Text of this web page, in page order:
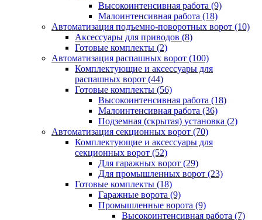
Высокоинтенсивная работа (9)
Малоинтенсивная работа (18)
Автоматизация подъемно-поворотных ворот (10)
Аксессуары для приводов (8)
Готовые комплекты (2)
Автоматизация распашных ворот (100)
Комплектующие и аксессуары для
распашных ворот (44)
Готовые комплекты (56)
Высокоинтенсивная работа (18)
Малоинтенсивная работа (36)
Подземная (скрытая) установка (2)
Автоматизация секционных ворот (70)
Комплектующие и аксессуары для
секционных ворот (52)
Для гаражных ворот (29)
Для промышленных ворот (23)
Готовые комплекты (18)
Гаражные ворота (9)
Промышленные ворота (9)
Высокоинтенсивная работа (7)